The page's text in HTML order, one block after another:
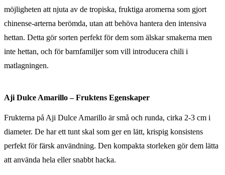
möjligheten att njuta av de tropiska, fruktiga aromerna som gjort
chinense-arterna berömda, utan att behöva hantera den intensiva
hettan. Detta gör sorten perfekt för dem som älskar smakerna men
inte hettan, och för barnfamiljer som vill introducera chili i
matlagningen.
Aji Dulce Amarillo – Fruktens Egenskaper
Frukterna på Aji Dulce Amarillo är små och runda, cirka 2-3 cm i
diameter. De har ett tunt skal som ger en lätt, krispig konsistens
perfekt för färsk användning. Den kompakta storleken gör dem lätta
att använda hela eller snabbt hacka.